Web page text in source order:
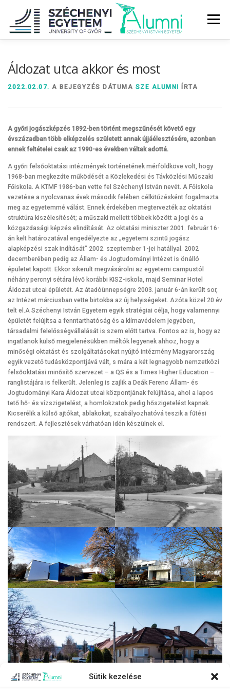
Sütik kezelése
tartalomhoz
Menü
SZOLGÁLTATÁSOK ÉVFOLYAMOK
Áldozat utca akkor és most
2022.02.07. A BEJEGYZÉS DÁTUMA SZE ALUMNI ÍRTA
A győri jogászképzés 1892-ben történt megszűnését követő egy
évszázadban több elképzelés született annak újjáélesztésére, azonban
ennek feltételei csak az 1990-es években váltak adottá.
A győri felsőoktatási intézmények történetének mérföldköve volt, hogy
1968-ban megkezdte működését a Közlekedési és Távközlési Műszaki
Főiskola. A KTMF 1986-ban vette fel Széchenyi István nevét. A Főiskola
vezetése a nyolcvanas évek második felében célkitűzésként fogalmazta
meg az egyetemmé válást. Ennek érdekében megtervezték az oktatási
struktúra kiszélesítését; a műszaki mellett többek között a jogi és a
közgazdasági képzés elindítását. Az oktatási miniszter 2001. február 16-
án kelt határozatával engedélyezte az „egyetemi szintű jogász
alapképzési szak indítását” 2002. szeptember 1-jei hatállyal. 2002
decemberében pedig az Állam- és Jogtudományi Intézet is önálló
épületet kapott. Ekkor sikerült megvásárolni az egyetemi campustól
néhány percnyi sétára lévő korábbi KISZ-iskola, majd Seminar Hotel
Áldozat utcai épületét. Az átadóünnepségre 2003. január 6-án került sor,
az Intézet márciusban vette birtokba az új helyiségeket. Azóta közel 20 év
telt el.A Széchenyi István Egyetem egyik stratégiai célja, hogy valamennyi
épületét felújítsa a fenntarthatóság és a klímavédelem jegyében,
társadalmi felelősségvállalását is szem előtt tartva. Fontos az is, hogy az
ingatlanok külső megjelenésükben méltók legyenek ahhoz, hogy a
minőségi oktatást és szolgáltatásokat nyújtó intézmény Magyarország
egyik vezető tudásközpontjává vált, s mára a két legnagyobb nemzetközi
felsőoktatási minősítő szervezet – a QS és a Times Higher Education –
ranglistájára is felkerült. Jelenleg is zajlik a Deák Ferenc Állam- és
Jogtudományi Kara Áldozat utcai központjának felújítása, ahol a lapos
tető hő- és vízszigetelést, a homlokzatok pedig hőszigetelést kapnak.
Kicserélik a külső ajtókat, ablakokat, szabályozhatóvá teszik a fűtési
rendszert. A fejlesztések várhatóan idén készülnek el.